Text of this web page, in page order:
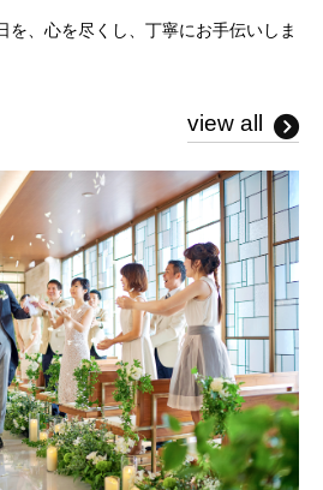
を、心を尽くし、丁寧にお手伝いしま
view all